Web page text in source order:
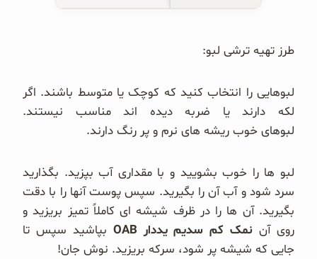
طرز تهیه ترشی لبو:
لبوهایی را انتخاب کنید که کوچک یا متوسط باشند. اگر
لکه دارند یا ضربه دیده اند مناسب نیستند.
لبوهای خوب ریشه های نرم و پر رنگ دارند.
لبو ها را خوب بشویید و با مقداری آب بپزید. بگذارید
سرد شود و آب آن را بگیرید. سپس پوست آنها را با دقت
بگیرید. آن ها را در ظرف شیشه ای کاملاً تمیز بریزید و
روی آن نمک کم سدیم یددار OAB
بپاشید سپس تا
جایی که شیشه پر شود، سرکه بریزید. نوش جان!